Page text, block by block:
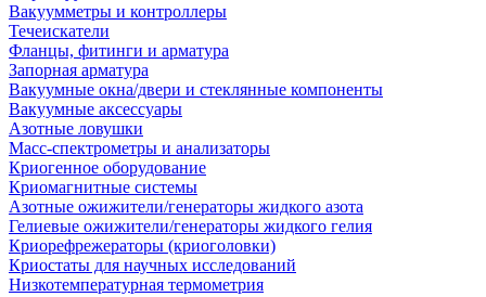
Вакуумметры и контроллеры
Течеискатели
Фланцы, фитинги и арматура
Запорная арматура
Вакуумные окна/двери и стеклянные компоненты
Вакуумные аксессуары
Азотные ловушки
Масс-спектрометры и анализаторы
Криогенное оборудование
Криомагнитные системы
Азотные ожижители/генераторы жидкого азота
Гелиевые ожижители/генераторы жидкого гелия
Криорефрежераторы (криоголовки)
Криостаты для научных исследований
Низкотемпературная термометрия